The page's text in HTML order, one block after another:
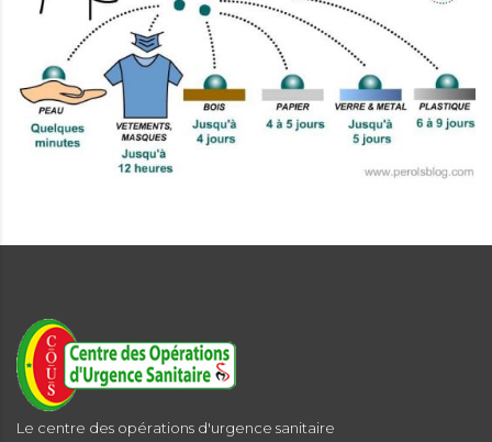
Le centre des opérations d'urgence sanitaire